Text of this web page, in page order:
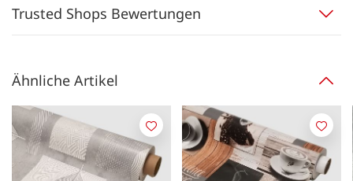
Trusted Shops Bewertungen
Ähnliche Artikel
Merken